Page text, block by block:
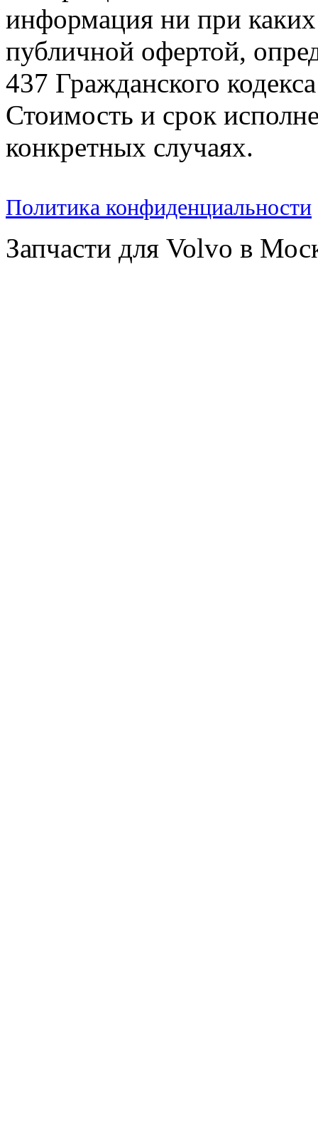
информация ни при каких
публичной офертой,
437 Гражданского
Стоимость и срок
конкретных случаях.
Политика конфиденциальности
Запчасти для Volvo в